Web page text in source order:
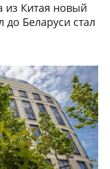
из Китая новый
до Беларуси стал